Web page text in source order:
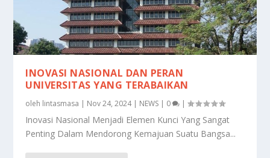
INOVASI NASIONAL DAN PERAN
UNIVERSITAS YANG TERABAIKAN
oleh lintasmasa | Nov 24, 2024| NEWS | 0 |
Inovasi Nasional Menjadi Elemen Kunci Yang Sangat
Penting Dalam Mendorong Kemajuan Suatu Bangsa...